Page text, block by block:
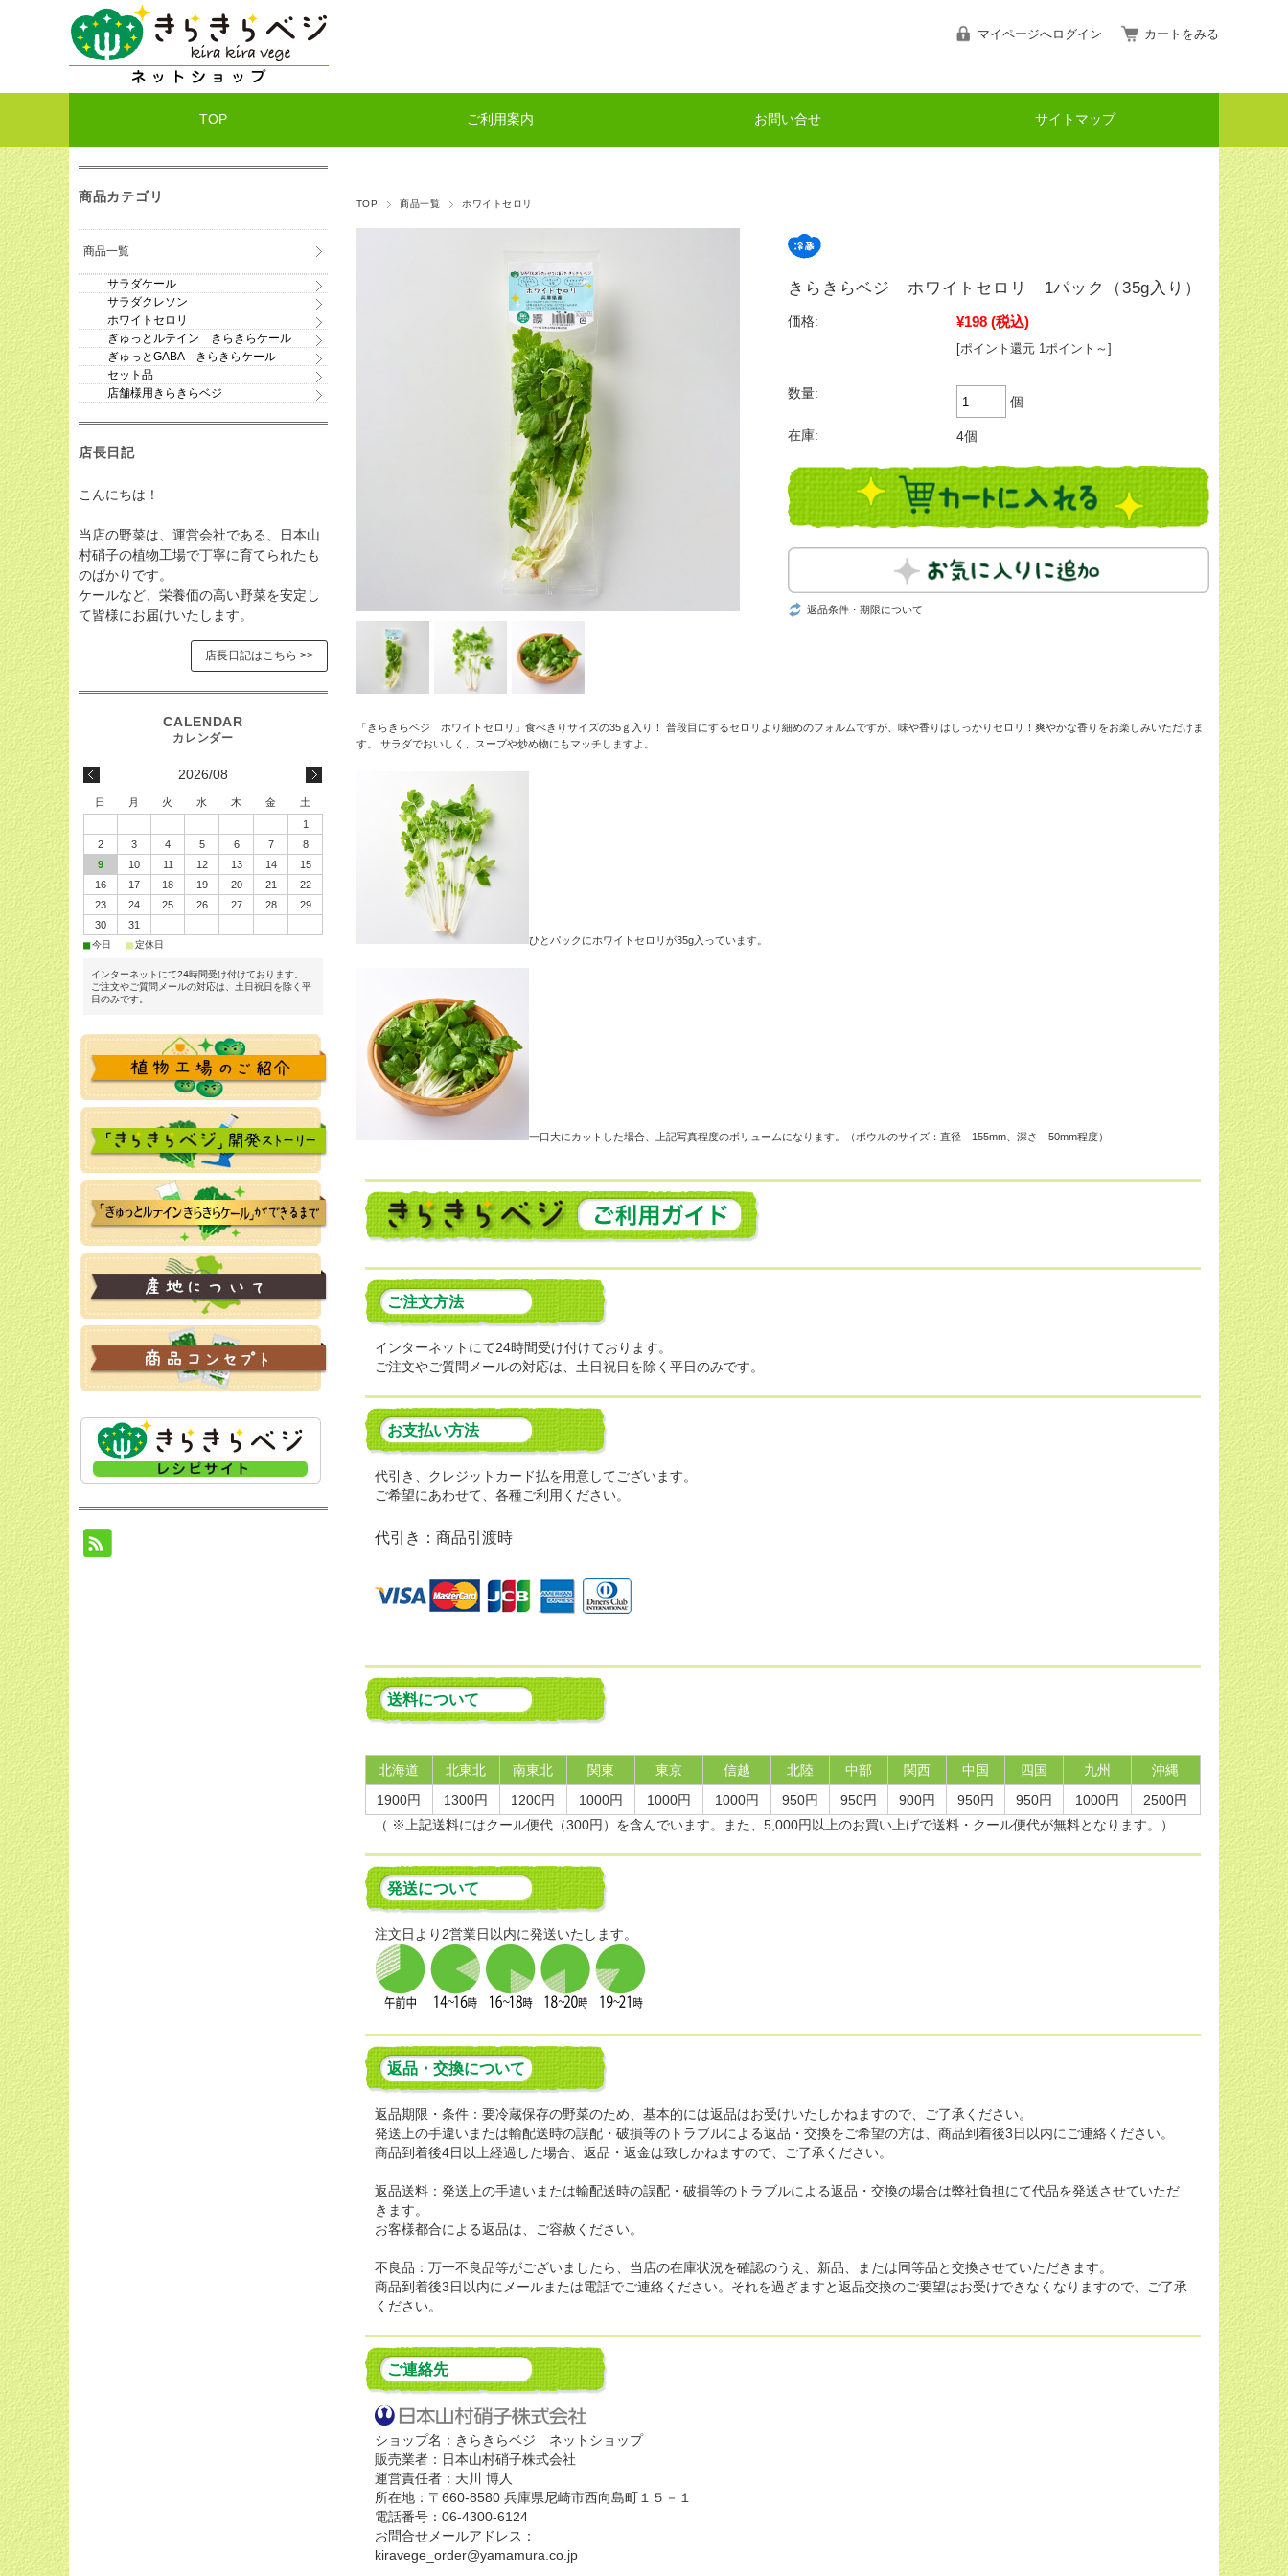
マイページへログイン カートをみる
TOP ご利用案内 お問い合せ サイトマップ
TOP 商品一覧 ホワイトセロリ
きらきらベジ ホワイトセロリ 1パック（35g入り）
価格: ¥198 (税込)
[ポイント還元 1ポイント～]
数量:
個
在庫: 4個
返品条件・期限について
「きらきらベジ ホワイトセロリ」食べきりサイズの35ｇ入り！ 普段目にするセロリより細めのフォルムですが、味や香りはしっかりセロリ！爽やかな香りをお楽しみいただけま
す。 サラダでおいしく、スープや炒め物にもマッチしますよ。
ひとパックにホワイトセロリが35g入っています。
一口大にカットした場合、上記写真程度のボリュームになります。（ボウルのサイズ：直径 155mm、深さ 50mm程度）
ご注文方法
インターネットにて24時間受け付けております。
ご注文やご質問メールの対応は、土日祝日を除く平日のみです。
お支払い方法
代引き、クレジットカード払を用意してございます。
ご希望にあわせて、各種ご利用ください。
代引き：商品引渡時
送料について
北海道 北東北 南東北 関東 東京 信越 北陸 中部 関西 中国 四国 九州
沖縄
1900円
1300円 1200円 1000円 1000円 1000円 950円 950円 900円 950円 950円 1000円
2500円
（ ※上記送料にはクール便代（300円）を含んでいます。また、5,000円以上のお買い上げで送料・クール便代が無料となります。）
発送について
注文日より2営業日以内に発送いたします。
返品・交換について
返品期限・条件：要冷蔵保存の野菜のため、基本的には返品はお受けいたしかねますので、ご了承ください。
発送上の手違いまたは輸配送時の誤配・破損等のトラブルによる返品・交換をご希望の方は、商品到着後3日以内にご連絡ください。
商品到着後4日以上経過した場合、返品・返金は致しかねますので、ご了承ください。
返品送料：発送上の手違いまたは輸配送時の誤配・破損等のトラブルによる返品・交換の場合は弊社負担にて代品を発送させていただ
きます。
お客様都合による返品は、ご容赦ください。
不良品：万一不良品等がございましたら、当店の在庫状況を確認のうえ、新品、または同等品と交換させていただきます。
商品到着後3日以内にメールまたは電話でご連絡ください。それを過ぎますと返品交換のご要望はお受けできなくなりますので、ご了承
ください。
ご連絡先
ショップ名：きらきらベジ ネットショップ
販売業者：日本山村硝子株式会社
運営責任者：天川 博人
所在地：〒660-8580 兵庫県尼崎市西向島町１５－１
電話番号：06-4300-6124
お問合せメールアドレス：
kiravege_order@yamamura.co.jp
商品カテゴリ
商品一覧
サラダケール
サラダクレソン
ホワイトセロリ
ぎゅっとルテイン きらきらケール
ぎゅっとGABA きらきらケール
セット品
店舗様用きらきらベジ
店長日記
こんにちは！
当店の野菜は、運営会社である、日本山
村硝子の植物工場で丁寧に育てられたも
のばかりです。
ケールなど、栄養価の高い野菜を安定し
て皆様にお届けいたします。
店長日記はこちら >>
2026/08
日 月 火 水 木 金
土
1
2
3 4 5 6 7
8
9
10 11 12 13 14
15
16
17 18 19 20 21
22
23
24 25 26 27 28
29
30
31
■今日 ■定休日
インターネットにて24時間受け付けております。
ご注文やご質問メールの対応は、土日祝日を除く平
日のみです。